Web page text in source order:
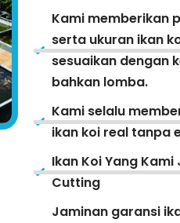
Kami memberikan
serta ukuran ikan
sesuaikan dengan
bahkan lomba.
Kami selalu
ikan koi real tanpa
Ikan Koi Yang
Cutting
Jaminan garansi